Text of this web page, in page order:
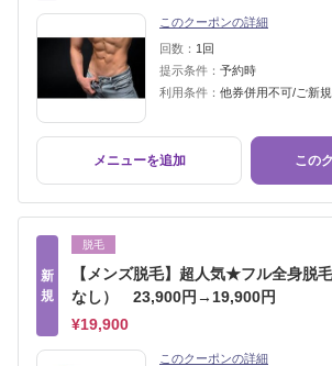
このクーポンの詳細
回数： 1回
提示条件： 予約時
利用条件： 他券併用不可/ご新
メニューを追加 この
新
規
脱毛
【メンズ脱毛】超人気★フル全身脱
なし） 23,900円→19,900円
¥19,900
このクーポンの詳細